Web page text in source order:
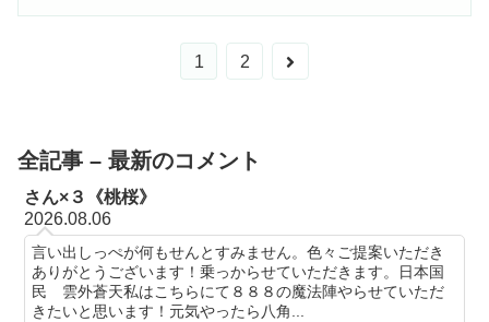
1 2
次
全記事 – 最新のコメント
さん×３《桃桜》
2026.08.06
言い出しっぺが何もせんとすみません。色々ご提案いただき
ありがとうございます！乗っからせていただきます。日本国
民 雲外蒼天私はこちらにて８８８の魔法陣やらせていただ
きたいと思います！元気やったら八角...